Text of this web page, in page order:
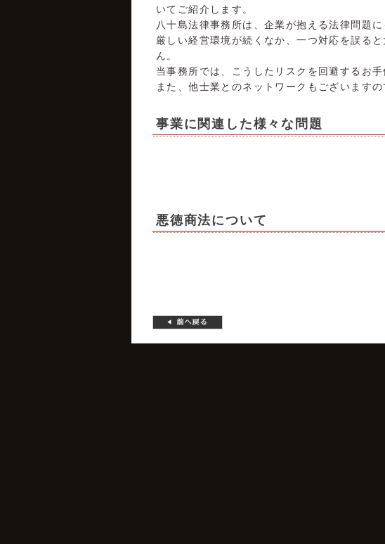
いてご紹介します。
八十島法律事務所は、企業が抱える法律問題に
厳しい経営環境が続くなか、一つ対応を誤る
ん。
当事務所では、こうしたリスクを回避するお手
また、他士業とのネットワークもございます
事業に関連した様々な問題
悪徳商法について